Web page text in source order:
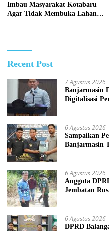
Imbau Masyarakat Kotabaru
Agar Tidak Membuka Lahan
Recent Post
7 Agustus 2026
Banjarmasin
Digitalisasi
6 Agustus 2026
Sampaikan
Banjarmasin
6 Agustus 2026
Anggota
Jembatan
6 Agustus 2026
DPRD